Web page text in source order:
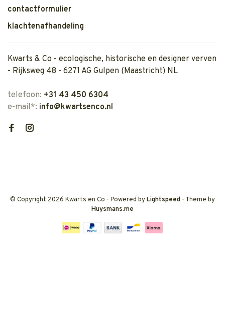
contactformulier
klachtenafhandeling
Kwarts & Co - ecologische, historische en designer verven
- Rijksweg 48 - 6271 AG Gulpen (Maastricht) NL
telefoon: +31 43 450 6304
e-mail*: info@kwartsenco.nl
© Copyright 2026 Kwarts en Co - Powered byLightspeed - Theme by
Huysmans.me